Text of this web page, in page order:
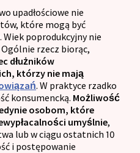
upadłościowe nie
które mogą być
poprodukcyjny nie
rzecz biorąc,
dłużników
którzy nie mają
. W praktyce rzadko
konsumencką. Możliwość
osobom, które
umyślnie,
lub w ciągu ostatnich 10
i postępowanie